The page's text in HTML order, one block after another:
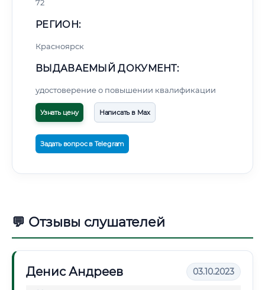
72
РЕГИОН:
Красноярск
ВЫДАВАЕМЫЙ ДОКУМЕНТ:
удостоверение о повышении квалификации
Узнать цену Написать в Max
Задать вопрос в Telegram
💬 Отзывы слушателей
Денис Андреев 03.10.2023